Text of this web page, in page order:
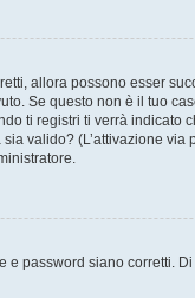
allora possono esser
Se questo non è il tuo
ti registri ti verrà
valido? (L’attivazione
password siano corretti.